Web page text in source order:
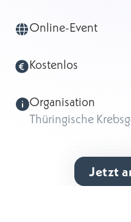
Online-Event
Kostenlos
Organisation
Thüringische
Jetzt